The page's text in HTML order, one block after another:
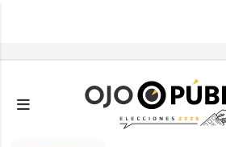
principal